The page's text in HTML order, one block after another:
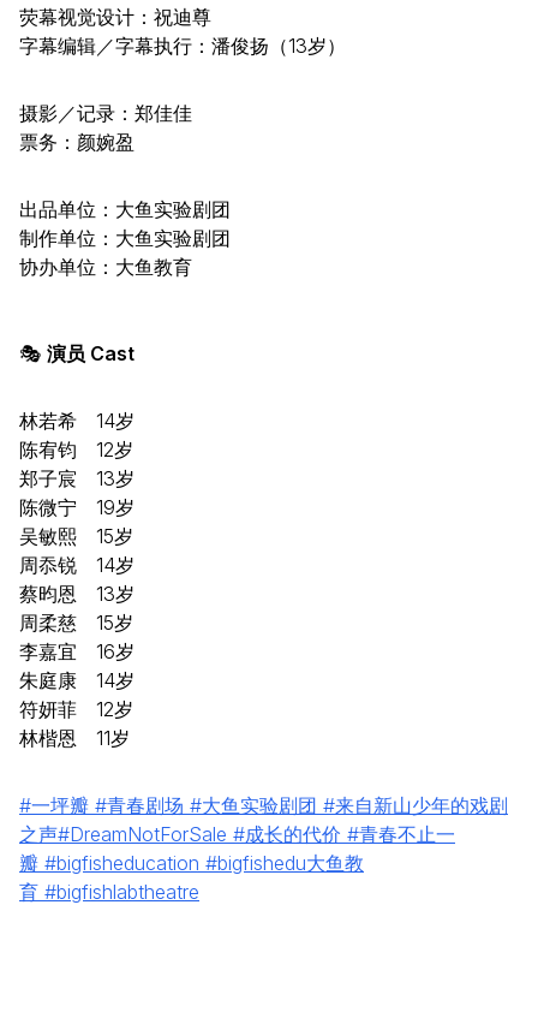
荧幕视觉设计：祝迪尊
字幕编辑／字幕执行：潘俊扬（13岁）
摄影／记录：郑佳佳
票务：颜婉盈
出品单位：大鱼实验剧团
制作单位：大鱼实验剧团
协办单位：大鱼教育
🎭 演员 Cast
林若希 14岁
陈宥钧 12岁
郑子宸 13岁
陈微宁 19岁
吴敏熙 15岁
周忝锐 14岁
蔡昀恩 13岁
周柔慈 15岁
李嘉宜 16岁
朱庭康 14岁
符妍菲 12岁
林楷恩 11岁
#一坪瓣 #青春剧场 #大鱼实验剧团 #来自新山少年的戏剧
之声#DreamNotForSale #成长的代价 #青春不止一
瓣 #bigfisheducation #bigfishedu大鱼教
育 #bigfishlabtheatre